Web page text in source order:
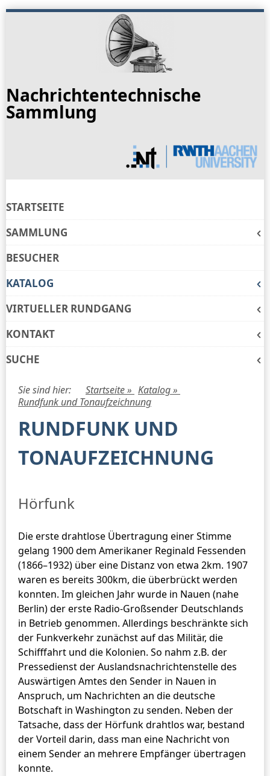
content
Nachrichtentechnische
Sammlung
STARTSEITE
SAMMLUNG
BESUCHER
KATALOG
VIRTUELLER RUNDGANG
KONTAKT
SUCHE
Sie sind hier: Startseite » Katalog »
Rundfunk und Tonaufzeichnung
RUNDFUNK UND
TONAUFZEICHNUNG
Hörfunk
Die erste drahtlose Übertragung einer Stimme
gelang 1900 dem Amerikaner Reginald Fessenden
(1866–1932) über eine Distanz von etwa 2km. 1907
waren es bereits 300km, die überbrückt werden
konnten. Im gleichen Jahr wurde in Nauen (nahe
Berlin) der erste Radio-Großsender Deutschlands
in Betrieb genommen. Allerdings beschränkte sich
der Funkverkehr zunächst auf das Militär, die
Schifffahrt und die Kolonien. So nahm z.B. der
Pressedienst der Auslandsnachrichtenstelle des
Auswärtigen Amtes den Sender in Nauen in
Anspruch, um Nachrichten an die deutsche
Botschaft in Washington zu senden. Neben der
Tatsache, dass der Hörfunk drahtlos war, bestand
der Vorteil darin, dass man eine Nachricht von
einem Sender an mehrere Empfänger übertragen
konnte.